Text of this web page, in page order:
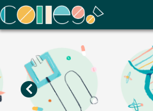
ColleGo! 大學選才與高中育才輔助系統